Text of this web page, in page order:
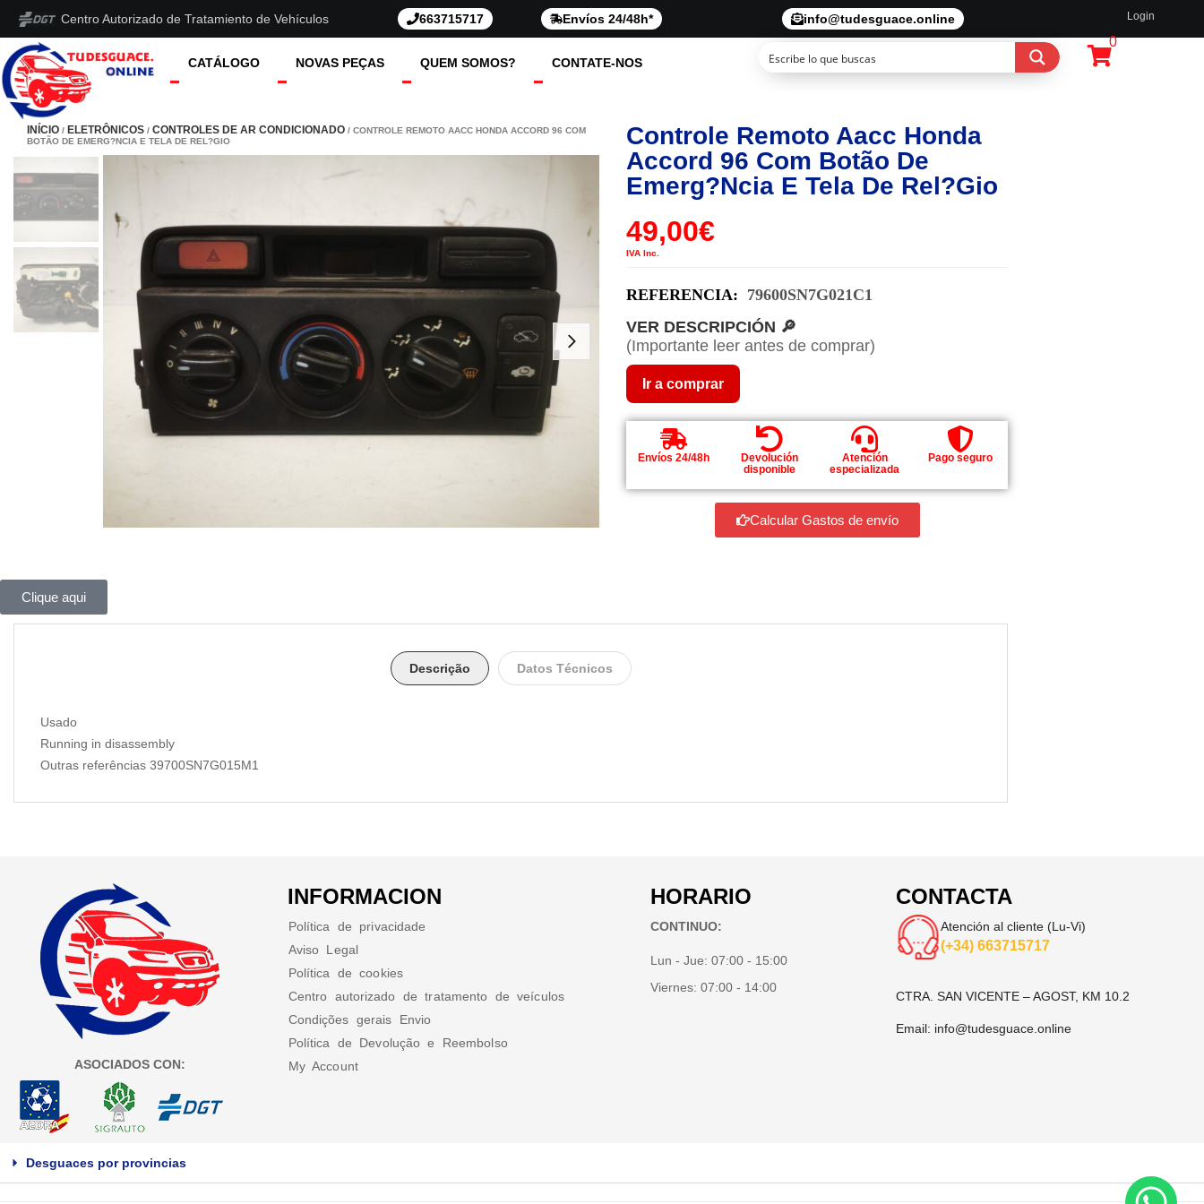
Centro Autorizado de Tratamiento de Vehículos 663715717 Envíos 24/48h* info@tudesguace.online Login
CATÁLOGO NOVAS PEÇAS QUEM SOMOS? CONTATE-NOS
0
INÍCIO / ELETRÔNICOS / CONTROLES DE AR CONDICIONADO / CONTROLE REMOTO AACC HONDA ACCORD 96 COM
BOTÃO DE EMERG?NCIA E TELA DE REL?GIO
Controle Remoto Aacc Honda
Accord 96 Com Botão De
Emerg?ncia E Tela De Rel?gio
49,00€
IVA Inc.
REFERENCIA: 79600SN7G021C1
VER DESCRIPCIÓN 🔎
(Importante leer antes de comprar)
Ir a comprar
Envíos 24/48h
Devolución
disponible
Atención
especializada
Pago seguro
Calcular Gastos de envío
Clique aqui
Descrição Datos Técnicos
Usado
Running in disassembly
Outras referências 39700SN7G015M1
ASOCIADOS CON:
INFORMACION
Política de privacidade
Aviso Legal
Política de cookies
Centro autorizado de tratamento de veículos
Condições gerais Envio
Política de Devolução e Reembolso
My Account
HORARIO
CONTINUO:
Lun - Jue:07:00 - 15:00
Viernes:07:00 - 14:00
CONTACTA
Atención al cliente (Lu-Vi)
(+34) 663715717
CTRA. SAN VICENTE – AGOST, KM 10.2
Email: info@tudesguace.online
Desguaces por provincias